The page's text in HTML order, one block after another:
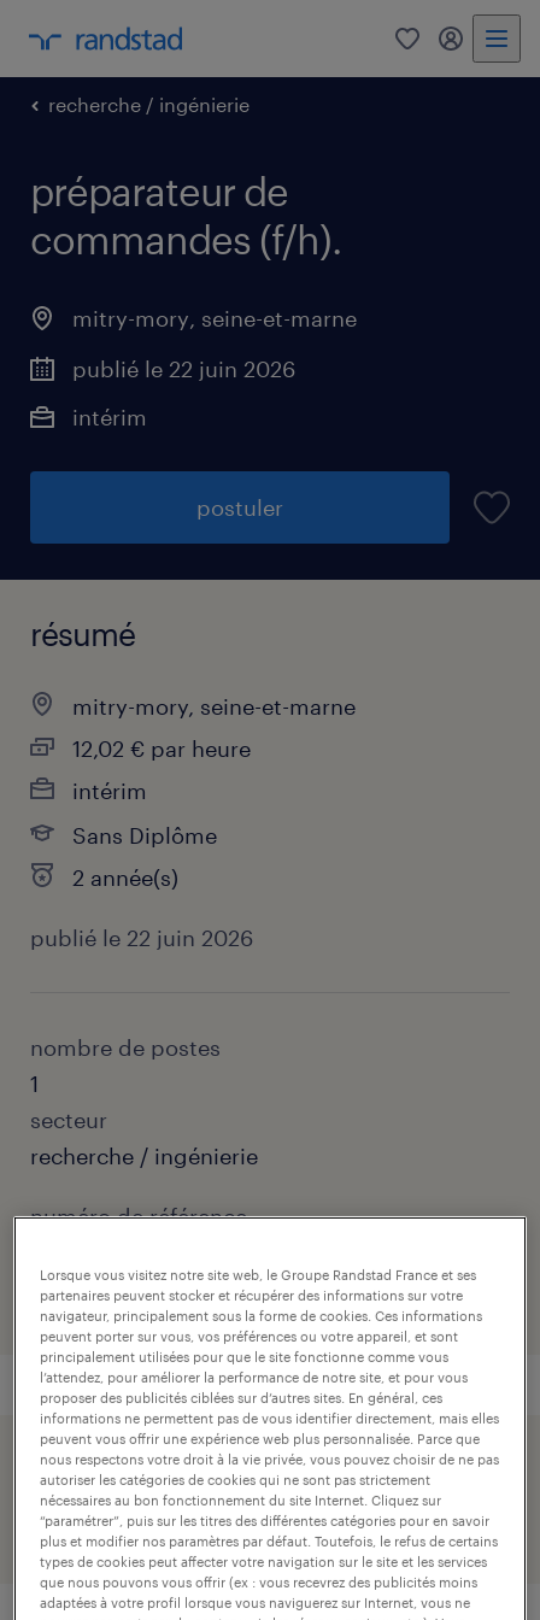
0 mon
recherche / ingénierie
préparateur de
commandes (f/h).
mitry-mory, seine-et-marne
publié le 22 juin 2026
intérim
postuler
résumé
mitry-mory, seine-et-marne
12,02 € par heure
intérim
Sans Diplôme
2 année(s)
publié le 22 juin 2026
nombre de postes
1
secteur
recherche / ingénierie
numéro de référence
postuler simplement avec votre profil linkedin.
Lorsque vous visitez notre site web, le Groupe Randstad France et ses
partenaires peuvent stocker et récupérer des informations sur votre
navigateur, principalement sous la forme de cookies. Ces informations
peuvent porter sur vous, vos préférences ou votre appareil, et sont
principalement utilisées pour que le site fonctionne comme vous
l’attendez, pour améliorer la performance de notre site, et pour vous
proposer des publicités ciblées sur d’autres sites. En général, ces
informations ne permettent pas de vous identifier directement, mais elles
peuvent vous offrir une expérience web plus personnalisée. Parce que
nous respectons votre droit à la vie privée, vous pouvez choisir de ne pas
autoriser les catégories de cookies qui ne sont pas strictement
nécessaires au bon fonctionnement du site Internet. Cliquez sur
“paramétrer”, puis sur les titres des différentes catégories pour en savoir
plus et modifier nos paramètres par défaut. Toutefois, le refus de certains
types de cookies peut affecter votre navigation sur le site et les services
que nous pouvons vous offrir (ex : vous recevrez des publicités moins
adaptées à votre profil lorsque vous naviguerez sur Internet, vous ne